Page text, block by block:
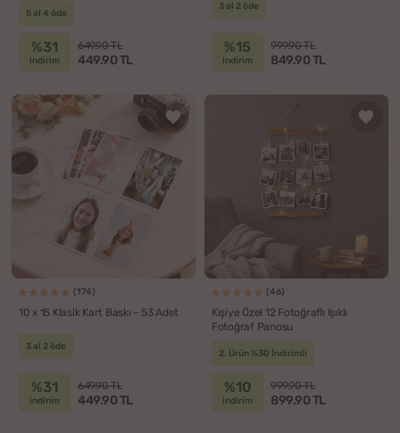
5 al 4 öde
%31
indirim
649.90 TL
449.90 TL
3 al 2 öde
%15
indirim
999.90 TL
849.90 TL
(174)
10 x 15 Klasik Kart Baskı - 53 Adet
3 al 2 öde
%31
indirim
649.90 TL
449.90 TL
(46)
Kişiye Özel 12 Fotoğraflı Işıklı
Fotoğraf Panosu
2. Ürün %30 İndirimli
%10
indirim
999.90 TL
899.90 TL